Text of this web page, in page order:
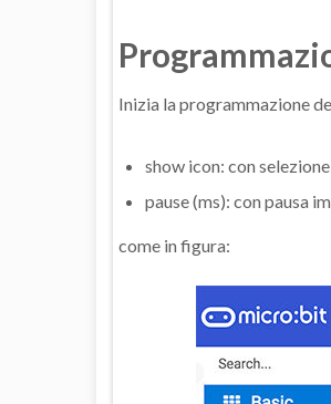
Inizia la programmazione
show icon: con
pause (ms): con pausa
come in figura: